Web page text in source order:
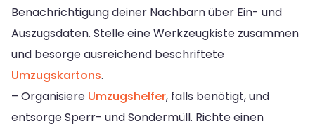
Benachrichtigung deiner Nachbarn über Ein- und
Auszugsdaten. Stelle eine Werkzeugkiste zusammen
und besorge ausreichend beschriftete
Umzugskartons.
– Organisiere Umzugshelfer, falls benötigt, und
entsorge Sperr- und Sondermüll. Richte einen